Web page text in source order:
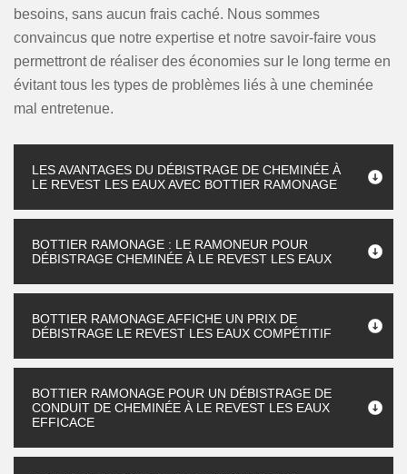
besoins, sans aucun frais caché. Nous sommes
convaincus que notre expertise et notre savoir-faire vous
permettront de réaliser des économies sur le long terme en
évitant tous les types de problèmes liés à une cheminée
mal entretenue.
LES AVANTAGES DU DÉBISTRAGE DE CHEMINÉE À
LE REVEST LES EAUX AVEC BOTTIER RAMONAGE
BOTTIER RAMONAGE : LE RAMONEUR POUR
DÉBISTRAGE CHEMINÉE À LE REVEST LES EAUX
BOTTIER RAMONAGE AFFICHE UN PRIX DE
DÉBISTRAGE LE REVEST LES EAUX COMPÉTITIF
BOTTIER RAMONAGE POUR UN DÉBISTRAGE DE
CONDUIT DE CHEMINÉE À LE REVEST LES EAUX
EFFICACE